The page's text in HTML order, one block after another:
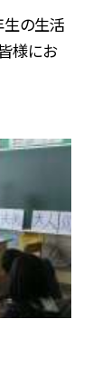
生の生活
様にお